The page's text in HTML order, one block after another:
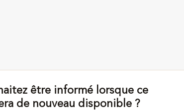
être informé lorsque ce
de nouveau disponible ?